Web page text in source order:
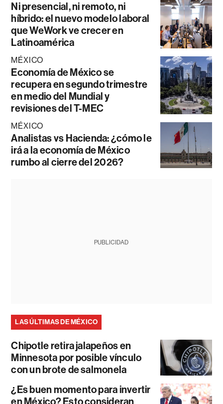
Ni presencial, ni remoto, ni
híbrido: el nuevo modelo laboral
que WeWork ve crecer en
Latinoamérica
MÉXICO
Economía de México se
recupera en segundo trimestre
en medio del Mundial y
revisiones del T-MEC
MÉXICO
Analistas vs Hacienda: ¿cómo le
irá a la economía de México
rumbo al cierre del 2026?
PUBLICIDAD
LAS ÚLTIMAS DE MÉXICO
Chipotle retira jalapeños en
Minnesota por posible vínculo
con un brote de salmonela
¿Es buen momento para invertir
en México? Esto consideran